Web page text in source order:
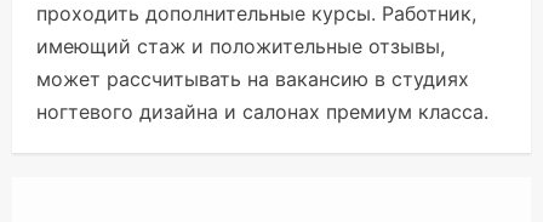
проходить дополнительные курсы. Работник,
имеющий стаж и положительные отзывы,
может рассчитывать на вакансию в студиях
ногтевого дизайна и салонах премиум класса.